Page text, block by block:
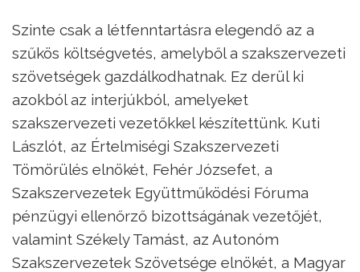
Szinte csak a létfenntartásra elegendő az a
szűkös költségvetés, amelyből a szakszervezeti
szövetségek gazdálkodhatnak. Ez derül ki
azokból az interjúkból, amelyeket
szakszervezeti vezetőkkel készítettünk. Kuti
Lászlót, az Értelmiségi Szakszervezeti
Tömörülés elnökét, Fehér Józsefet, a
Szakszervezetek Együttműködési Fóruma
pénzügyi ellenőrző bizottságának vezetőjét,
valamint Székely Tamást, az Autonóm
Szakszervezetek Szövetsége elnökét, a Magyar